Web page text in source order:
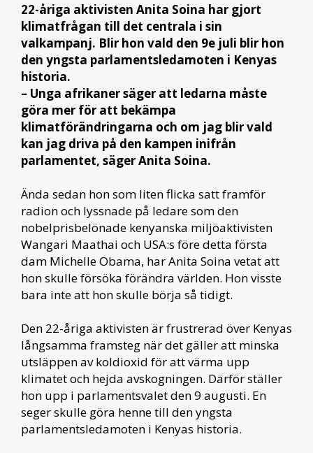
22-åriga aktivisten Anita Soina har gjort
klimatfrågan till det centrala i sin
valkampanj. Blir hon vald den 9e juli blir hon
den yngsta parlamentsledamoten i Kenyas
historia.
– Unga afrikaner säger att ledarna måste
göra mer för att bekämpa
klimatförändringarna och om jag blir vald
kan jag driva på den kampen inifrån
parlamentet, säger Anita Soina.
Ända sedan hon som liten flicka satt framför
radion och lyssnade på ledare som den
nobelprisbelönade kenyanska miljöaktivisten
Wangari Maathai och USA:s före detta första
dam Michelle Obama, har Anita Soina vetat att
hon skulle försöka förändra världen. Hon visste
bara inte att hon skulle börja så tidigt.
Den 22-åriga aktivisten är frustrerad över Kenyas
långsamma framsteg när det gäller att minska
utsläppen av koldioxid för att värma upp
klimatet och hejda avskogningen. Därför ställer
hon upp i parlamentsvalet den 9 augusti. En
seger skulle göra henne till den yngsta
parlamentsledamoten i Kenyas historia.